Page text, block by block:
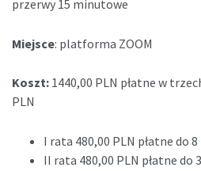
przerwy 15 minutowe
Miejsce: platforma ZOOM
Koszt: 1440,00 PLN płatne w
PLN
I rata 480,00 PLN płatne do
II rata 480,00 PLN płatne do